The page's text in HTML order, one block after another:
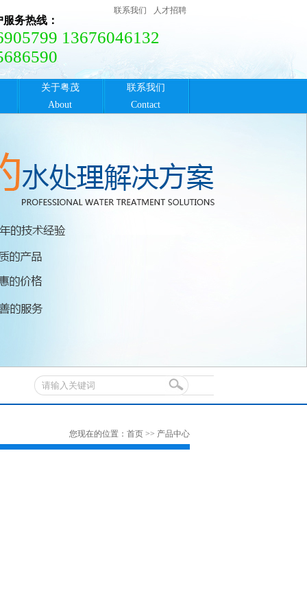
人才招聘
联系我们
务热线：
13676046132
关于粤茂
About
联系我们
Contact
您现在的位置： 首页 >> 产品中心